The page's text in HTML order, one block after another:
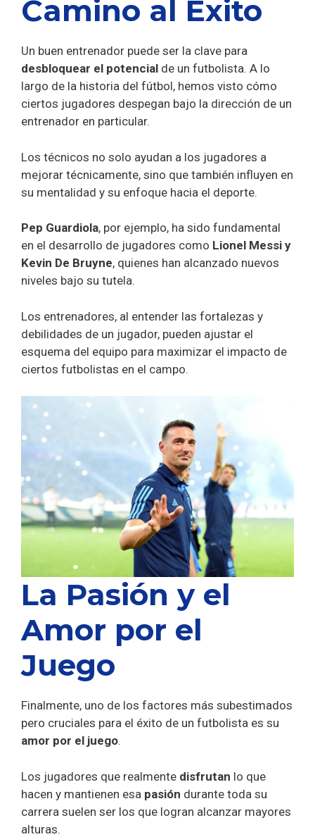
Camino al Éxito
Un buen entrenador puede ser la clave para
desbloquear el potencial de un futbolista. A lo
largo de la historia del fútbol, hemos visto cómo
ciertos jugadores despegan bajo la dirección de un
entrenador en particular.
Los técnicos no solo ayudan a los jugadores a
mejorar técnicamente, sino que también influyen en
su mentalidad y su enfoque hacia el deporte.
Pep Guardiola, por ejemplo, ha sido fundamental
en el desarrollo de jugadores como Lionel Messi y
Kevin De Bruyne, quienes han alcanzado nuevos
niveles bajo su tutela.
Los entrenadores, al entender las fortalezas y
debilidades de un jugador, pueden ajustar el
esquema del equipo para maximizar el impacto de
ciertos futbolistas en el campo.
La Pasión y el
Amor por el
Juego
Finalmente, uno de los factores más subestimados
pero cruciales para el éxito de un futbolista es su
amor por el juego.
Los jugadores que realmente disfrutan lo que
hacen y mantienen esa pasión durante toda su
carrera suelen ser los que logran alcanzar mayores
alturas.